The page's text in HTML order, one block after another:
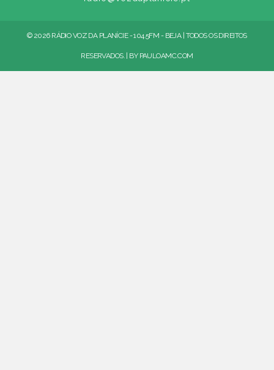
© 2026 RÁDIO VOZ DA PLANÍCIE - 104.5FM - BEJA | TODOS OS DIREITOS
RESERVADOS. | BY PAULOAMC.COM